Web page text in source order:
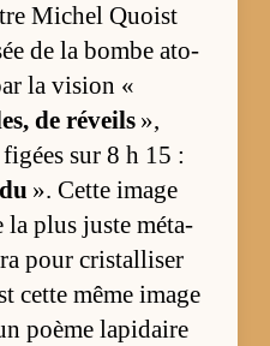
Mi­chel Quoist
de la bombe ato­
la vi­sion «
de ré­veils »,
sur 8 h 15 :
». Cette image
la plus juste mé­ta­
pour cris­tal­li­ser
cette même image
poème la­pi­daire